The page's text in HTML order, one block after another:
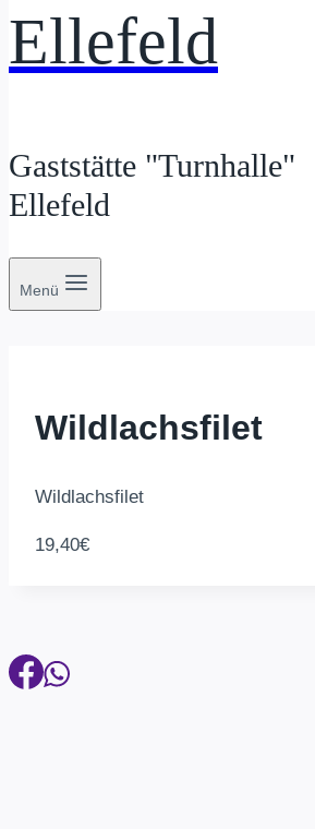
Ellefeld
Gaststätte "Turnhalle"
Ellefeld
Menü
Wildlachsfilet
Wildlachsfilet
19,40€